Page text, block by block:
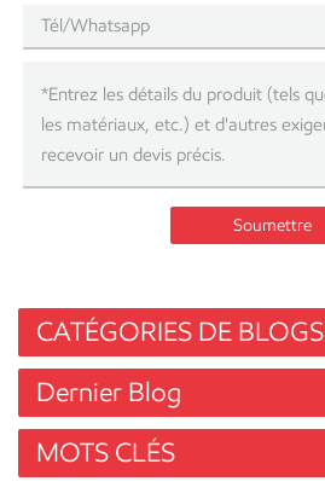
Soumettre
CATÉGORIES DE BLOGS
Dernier Blog
MOTS CLÉS